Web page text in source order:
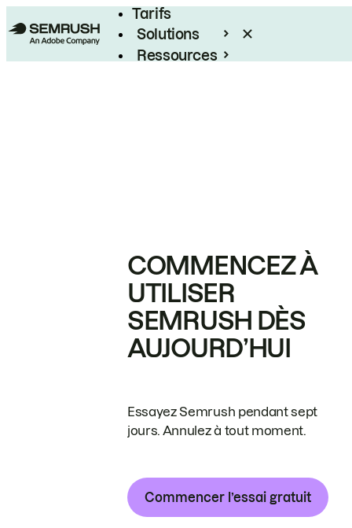
Tarifs
Solutions
Ressources
COMMENCEZ À
UTILISER
SEMRUSH DÈS
AUJOURD’HUI
Essayez Semrush pendant sept
jours. Annulez à tout moment.
Commencer l’essai gratuit